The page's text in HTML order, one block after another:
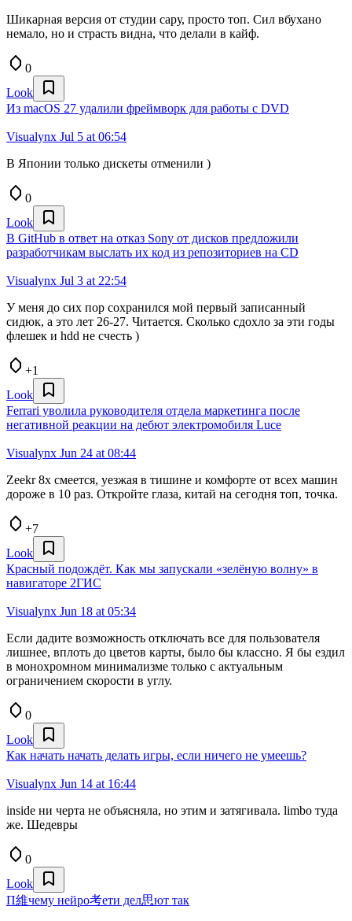
Шикарная версия от студии сару, просто топ. Сил вбухано
немало, но и страсть видна, что делали в кайф.
0
Look
Из macOS 27 удалили фреймворк для работы с DVD
Visualynx Jul 5 at 06:54
В Японии только дискеты отменили )
0
Look
В GitHub в ответ на отказ Sony от дисков предложили
разработчикам выслать их код из репозиториев на CD
Visualynx Jul 3 at 22:54
У меня до сих пор сохранился мой первый записанный
сидюк, а это лет 26-27. Читается. Сколько сдохло за эти годы
флешек и hdd не счесть )
+1
Look
Ferrari уволила руководителя отдела маркетинга после
негативной реакции на дебют электромобиля Luce
Visualynx Jun 24 at 08:44
Zeekr 8x смеется, уезжая в тишине и комфорте от всех машин
дороже в 10 раз. Откройте глаза, китай на сегодня топ, точка.
+7
Look
Красный подождёт. Как мы запускали «зелёную волну» в
навигаторе 2ГИС
Visualynx Jun 18 at 05:34
Если дадите возможность отключать все для пользователя
лишнее, вплоть до цветов карты, было бы классно. Я бы ездил
в монохромном минимализме только с актуальным
ограничением скорости в углу.
0
Look
Как начать начать делать игры, если ничего не умеешь?
Visualynx Jun 14 at 16:44
inside ни черта не объясняла, но этим и затягивала. limbo туда
же. Шедевры
0
Look
П維чему нейро考ети дел思ют так